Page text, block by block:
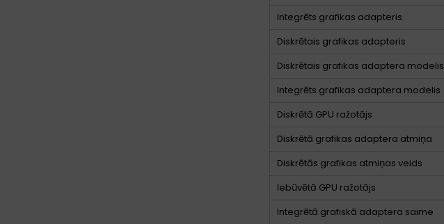
Integrēts grafikas adapteris
Diskrētais grafikas adapteris
Diskrētais grafikas adaptera modelis
Integrēts grafikas adaptera modelis
Diskrētā GPU ražotājs
Diskrētā grafikas adaptera atmiņa
Diskrētās grafikas atmiņas veids
Iebūvētā GPU ražotājs
Integrētā grafiskā adaptera saime